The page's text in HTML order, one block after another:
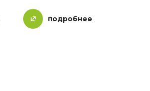
подробнее